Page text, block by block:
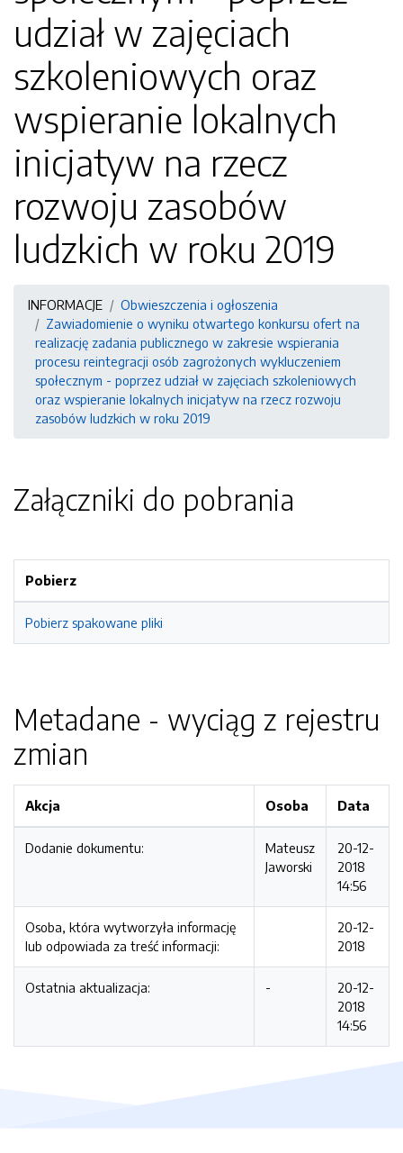
udział w zajęciach
szkoleniowych oraz
wspieranie lokalnych
inicjatyw na rzecz
rozwoju zasobów
ludzkich w roku 2019
INFORMACJE
Obwieszczenia i ogłoszenia
Zawiadomienie o wyniku otwartego konkursu ofert na
realizację zadania publicznego w zakresie wspierania
procesu reintegracji osób zagrożonych wykluczeniem
społecznym - poprzez udział w zajęciach szkoleniowych
oraz wspieranie lokalnych inicjatyw na rzecz rozwoju
zasobów ludzkich w roku 2019
Załączniki do pobrania
Pobierz
Pobierz spakowane pliki
Metadane - wyciąg z rejestru
zmian
Akcja Osoba Data
Dodanie dokumentu:
Mateusz
Jaworski
20-12-
2018
14:56
Osoba, która wytworzyła informację
lub odpowiada za treść informacji:
20-12-
2018
Ostatnia aktualizacja: -
20-12-
2018
14:56